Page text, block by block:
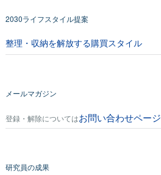
2030ライフスタイル提案
整理・収納を解放する購買スタイル
メールマガジン
登録・解除についてはお問い合わせページ
研究員の成果